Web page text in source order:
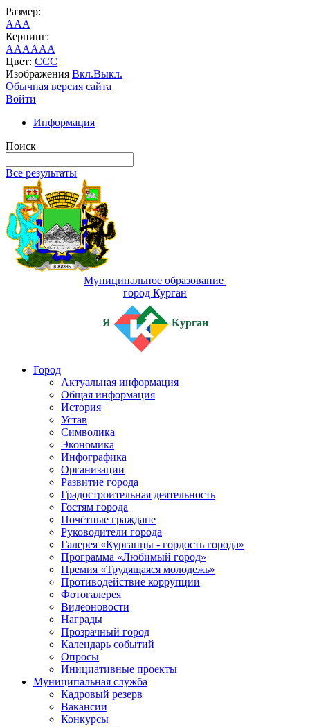
Размер:
AAA
Кернинг:
AAAAAA
Цвет: CCC
Изображения Вкл.Выкл.
Обычная версия сайта
Войти
Информация
Поиск
Все результаты
Муниципальное образование
город Курган
Я Курган
Город
Актуальная информация
Общая информация
История
Устав
Символика
Экономика
Инфографика
Организации
Развитие города
Градостроительная деятельность
Гостям города
Почётные граждане
Руководители города
Галерея «Курганцы - гордость города»
Программа «Любимый город»
Премия «Трудящаяся молодежь»
Противодействие коррупции
Фотогалерея
Видеоновости
Награды
Прозрачный город
Календарь событий
Опросы
Инициативные проекты
Муниципальная служба
Кадровый резерв
Вакансии
Конкурсы